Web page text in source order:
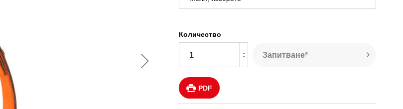
Количество
Запитване*
PDF